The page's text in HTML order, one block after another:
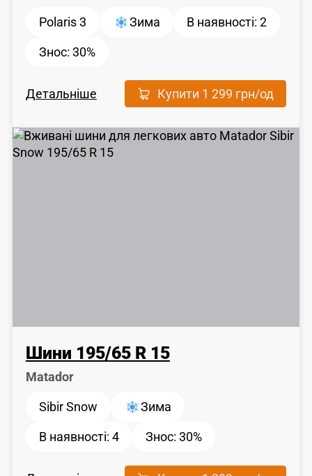
Polaris 3 Зима В наявності: 2
Знос: 30%
Детальніше Купити 1 299 грн/од
Шини 195/65 R 15
Matador
Sibir Snow Зима
В наявності: 4 Знос:30%